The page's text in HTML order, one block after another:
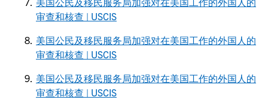
审查和核查 | USCIS
美国公民及移民服务局加强对在美国工作的外国人的
审查和核查 | USCIS
美国公民及移民服务局加强对在美国工作的外国人的
审查和核查 | USCIS